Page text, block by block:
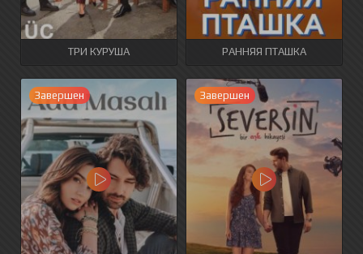
ТРИ КУРУША РАННЯЯ ПТАШКА
Завершен Завершен